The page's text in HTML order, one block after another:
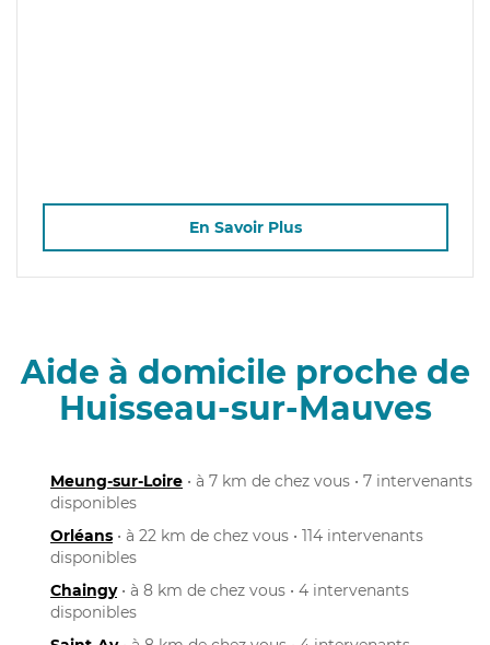
En Savoir Plus
Aide à domicile proche de
Huisseau-sur-Mauves
Meung-sur-Loire • à 7 km de chez vous • 7 intervenants
disponibles
Orléans • à 22 km de chez vous • 114 intervenants
disponibles
Chaingy• à 8 km de chez vous • 4 intervenants
disponibles